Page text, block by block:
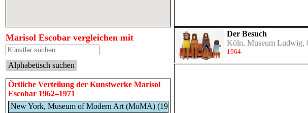
Marisol Escobar vergleichen mit
Alphabetisch suchen
Örtliche Verteilung der Kunstwerke Marisol
Escobar 1962–1971
New York, Museum of Modern Art (MoMA) (1962–1971)
Der Besuch
Köln, Museum Ludwig,
1964